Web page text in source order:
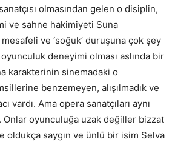
olmasından gelen o disiplin,
ve sahne hakimiyeti Suna
ve ‘soğuk’ duruşuna çok şey
deneyimi olması aslında bir
karakterinin sinemadaki o
benzemeyen, alışılmadık ve
vardı. Ama opera sanatçıları aynı
Onlar oyunculuğa uzak değiller bizzat
oldukça saygın ve ünlü bir isim Selva